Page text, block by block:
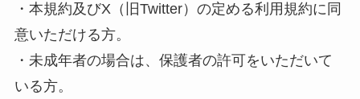
・本規約及びX（旧Twitter）の定める利用規約に同
意いただける方。
・未成年者の場合は、保護者の許可をいただいて
いる方。